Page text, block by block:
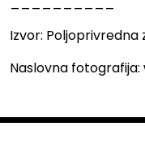
Izvor:
Naslovna